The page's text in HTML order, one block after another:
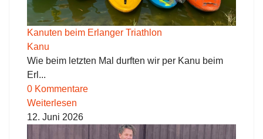
Kanuten beim Erlanger Triathlon
Kanu
Wie beim letzten Mal durften wir per Kanu beim
Erl...
0 Kommentare
Weiterlesen
12. Juni 2026